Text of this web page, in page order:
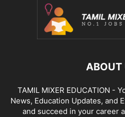
ABOUT
TAMIL MIXER EDUCATION -
News, Education Updates, and
and succeed in your career